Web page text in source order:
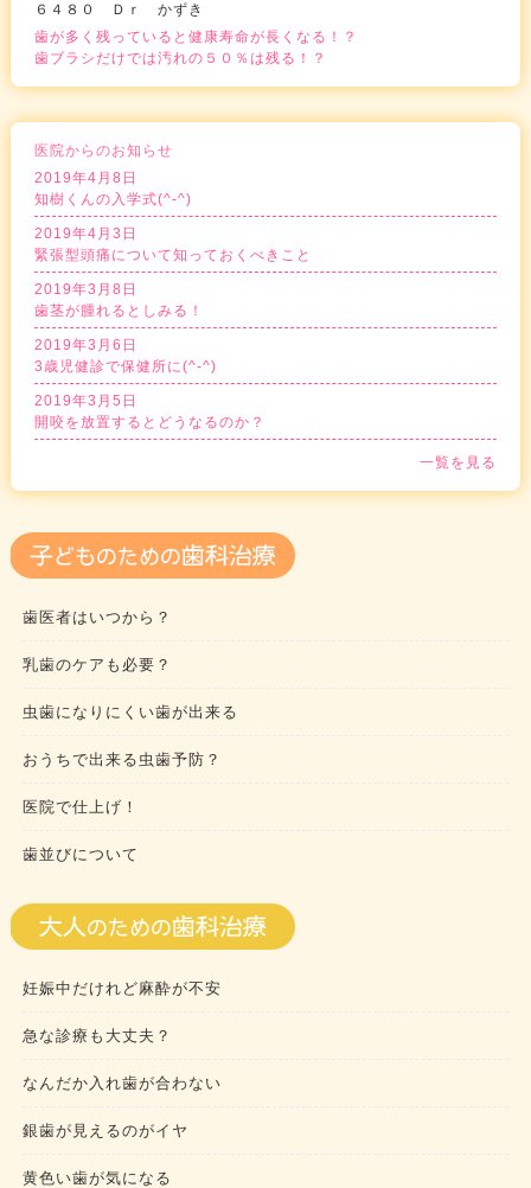
６４８０ Ｄｒ かずき
歯が多く残っていると健康寿命が長くなる！？
歯ブラシだけでは汚れの５０％は残る！？
医院からのお知らせ
2019年4月8日
知樹くんの入学式(^-^)
2019年4月3日
緊張型頭痛について知っておくべきこと
2019年3月8日
歯茎が腫れるとしみる！
2019年3月6日
3歳児健診で保健所に(^-^)
2019年3月5日
開咬を放置するとどうなるのか？
一覧を見る
歯医者はいつから？
乳歯のケアも必要？
虫歯になりにくい歯が出来る
おうちで出来る虫歯予防？
医院で仕上げ！
歯並びについて
妊娠中だけれど麻酔が不安
急な診療も大丈夫？
なんだか入れ歯が合わない
銀歯が見えるのがイヤ
黄色い歯が気になる